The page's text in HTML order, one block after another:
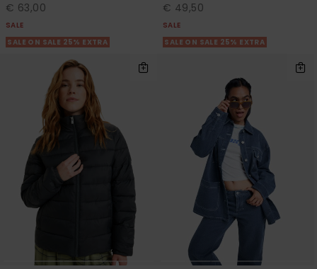
€ 63,00
SALE
SALE ON SALE 25% EXTRA
€ 49,50
SALE
SALE ON SALE 25% EXTRA